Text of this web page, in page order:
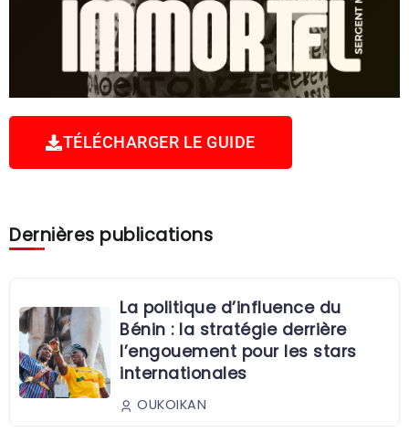
TÉLÉCHARGER LE GUIDE
Dernières publications
La politique d’influence du
Bénin : la stratégie derrière
l’engouement pour les stars
internationales
OUKOIKAN